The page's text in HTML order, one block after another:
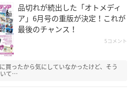
品切れが続出した「オトメディ
ア」6月号の重版が決定！これが
最後のチャンス！
5コメント
買ったから気にしていなかったけど、そう
いて…